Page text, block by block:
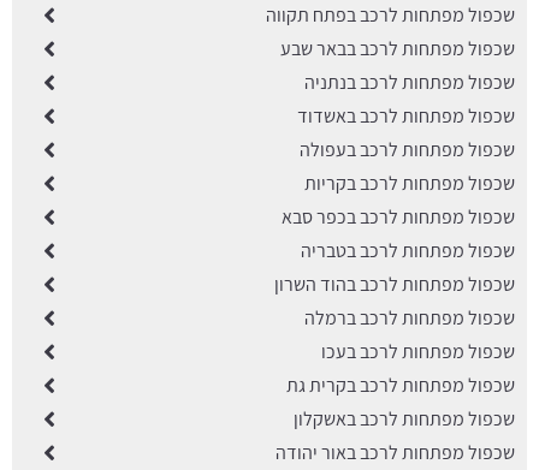
שכפול מפתחות לרכב בפתח תקווה
שכפול מפתחות לרכב בבאר שבע
שכפול מפתחות לרכב בנתניה
שכפול מפתחות לרכב באשדוד
שכפול מפתחות לרכב בעפולה
שכפול מפתחות לרכב בקריות
שכפול מפתחות לרכב בכפר סבא
שכפול מפתחות לרכב בטבריה
שכפול מפתחות לרכב בהוד השרון
שכפול מפתחות לרכב ברמלה
שכפול מפתחות לרכב בעכו
שכפול מפתחות לרכב בקרית גת
שכפול מפתחות לרכב באשקלון
שכפול מפתחות לרכב באור יהודה